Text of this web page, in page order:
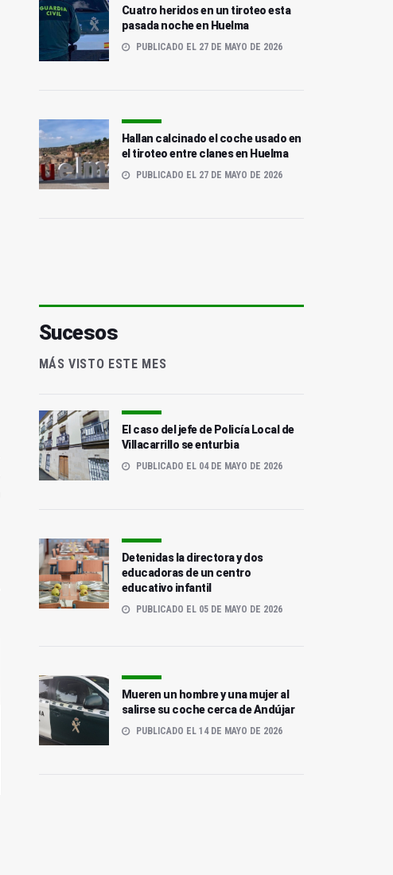
Condenado por agredir
Desarticulado un grupo
Cuatro heridos en un tiroteo esta
pasada noche en Huelma
PUBLICADO EL 27 DE MAYO DE 2026
Hallan calcinado el coche usado en
el tiroteo entre clanes en Huelma
PUBLICADO EL 27 DE MAYO DE 2026
Sucesos
MÁS VISTO ESTE MES
El caso del jefe de Policía Local de
Villacarrillo se enturbia
PUBLICADO EL 04 DE MAYO DE 2026
Detenidas la directora y dos
educadoras de un centro
educativo infantil
PUBLICADO EL 05 DE MAYO DE 2026
Mueren un hombre y una mujer al
salirse su coche cerca de Andújar
PUBLICADO EL 14 DE MAYO DE 2026